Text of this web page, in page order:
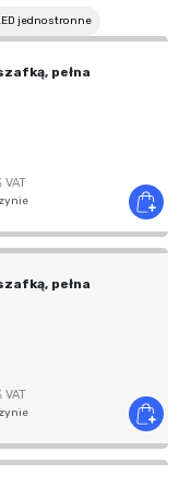
jednostronne
pełna
VAT
pełna
VAT